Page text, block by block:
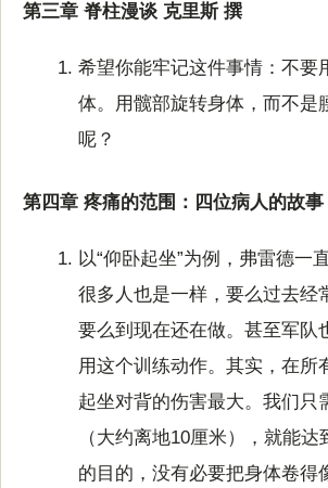
第三章 脊柱漫谈 克里斯 撰
希望你能牢记这件事情：不要
体。用髋部旋转身体，而不是
呢？
第四章 疼痛的范围：四位病人的故
以“仰卧起坐”为例，弗雷德一
很多人也是一样，要么过去经
要么到现在还在做。甚至军队
用这个训练动作。其实，在所
起坐对背的伤害最大。我们只
（大约离地10厘米），就能
的目的，没有必要把身体卷得